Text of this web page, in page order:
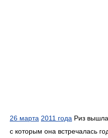
26 марта 2011 года Риз
с которым она встречалась